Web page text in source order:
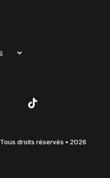
droits réservés • 2026